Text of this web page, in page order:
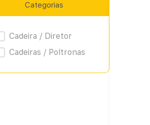
Categorias
Archive
Cadeira / Diretor
Cadeiras / Poltronas